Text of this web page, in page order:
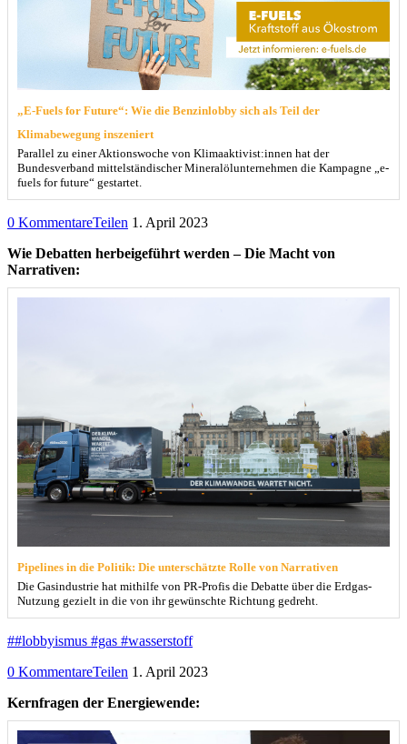
„E-Fuels for Future“: Wie die Benzinlobby sich als Teil der
Klimabewegung inszeniert
Parallel zu einer Aktionswoche von Klimaaktivist:innen hat der
Bundesverband mittelständischer Mineralölunternehmen die Kampagne „e-
fuels for future“ gestartet.
0 KommentareTeilen 1. April 2023
Wie Debatten herbeigeführt werden – Die Macht von
Narrativen:
Pipelines in die Politik: Die unterschätzte Rolle von Narrativen
Die Gasindustrie hat mithilfe von PR-Profis die Debatte über die Erdgas-
Nutzung gezielt in die von ihr gewünschte Richtung gedreht.
##lobbyismus #gas #wasserstoff
0 KommentareTeilen 1. April 2023
Kernfragen der Energiewende: